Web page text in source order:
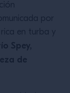
por
en turba y
Spey,
de